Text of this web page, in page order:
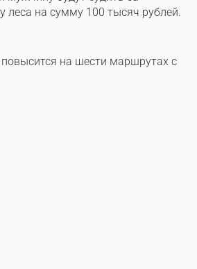
леса на сумму 100 тысяч рублей.
на шести маршрутах с